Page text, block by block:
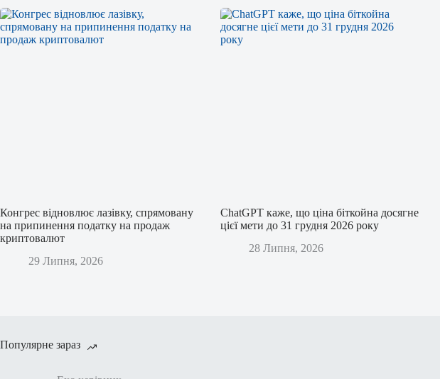
Конгрес відновлює лазівку, спрямовану
на припинення податку на продаж
криптовалют
29 Липня, 2026
ChatGPT каже, що ціна біткойна досягне
цієї мети до 31 грудня 2026 року
28 Липня, 2026
Популярне зараз